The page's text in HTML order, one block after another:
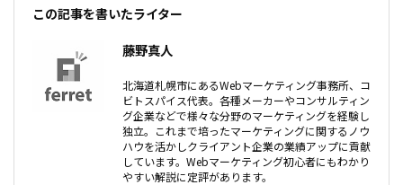
この記事を書いたライター
藤野真人
北海道札幌市にあるWebマーケティング事務所、コ
ビトスパイス代表。各種メーカーやコンサルティン
グ企業などで様々な分野のマーケティングを経験し
独立。これまで培ったマーケティングに関するノウ
ハウを活かしクライアント企業の業績アップに貢献
しています。Webマーケティング初心者にもわかり
やすい解説に定評があります。